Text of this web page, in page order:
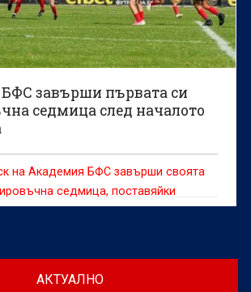
завърши първата си
седмица след началото
на Академия БФС завърши своята
седмица, поставяйки
процес, който ще бъде в
АКТУАЛНО